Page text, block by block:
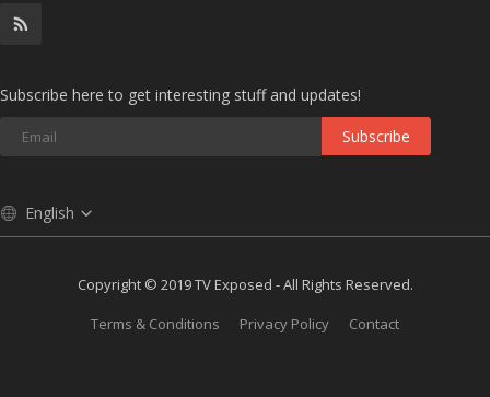
Subscribe here to get interesting stuff and updates!
Subscribe
English
Copyright © 2019 TV Exposed - All Rights Reserved.
Terms & Conditions
Privacy Policy Contact